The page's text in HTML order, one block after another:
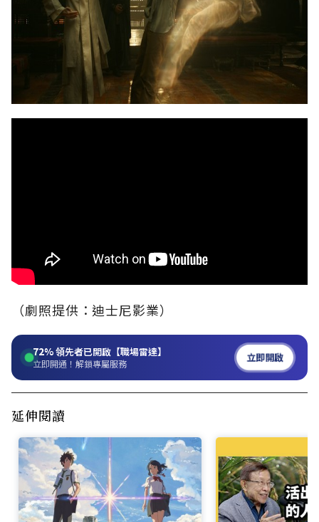
（劇照提供：迪士尼影業）
72%領先者已開啟【職場雷達】
立即開通！解鎖專屬服務 立即開啟
延伸閱讀